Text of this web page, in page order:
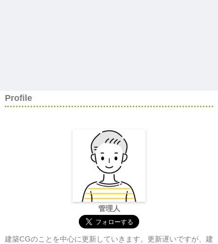
Profile
管理人
建築CGのことを中心に更新していきます。更新遅いですが、建